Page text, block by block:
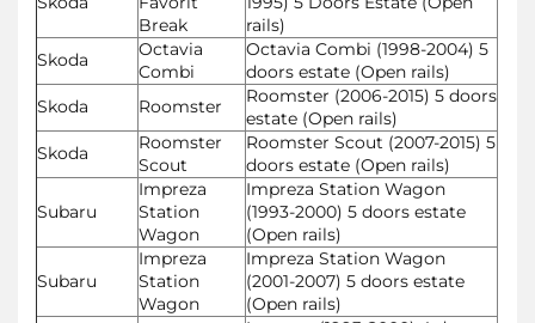
Break
rails)
Skoda
Octavia
Combi
Octavia Combi (1998-2004) 5
doors estate (Open rails)
Skoda
Roomster
Roomster (2006-2015) 5 doors
estate (Open rails)
Skoda
Roomster
Scout
Roomster Scout (2007-2015) 5
doors estate (Open rails)
Subaru
Impreza
Station
Wagon
Impreza Station Wagon
(1993-2000) 5 doors estate
(Open rails)
Subaru
Impreza
Station
Wagon
Impreza Station Wagon
(2001-2007) 5 doors estate
(Open rails)